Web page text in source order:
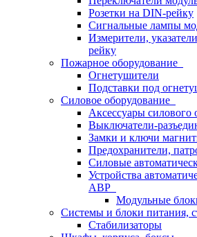
Розетки на DIN-рейку
Сигнальные лампы
Измерители,
рейку
Пожарное оборудование
Огнетушители
Подставки под
Силовое оборудование
Аксессуары силового
Выключатели-
Замки и ключи
Предохранители,
Силовые
Устройства
АВР
Модульные
Системы и блоки питания,
Стабилизаторы